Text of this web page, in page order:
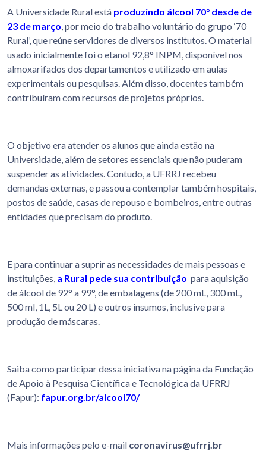
A Universidade Rural está produzindo álcool 70° desde de
23 de março , por meio do trabalho voluntário do grupo ‘70
Rural’, que reúne servidores de diversos institutos. O material
usado inicialmente foi o etanol 92,8° INPM, disponível nos
almoxarifados dos departamentos e utilizado em aulas
experimentais ou pesquisas. Além disso, docentes também
contribuíram com recursos de projetos próprios.
O objetivo era atender os alunos que ainda estão na
Universidade, além de setores essenciais que não puderam
suspender as atividades. Contudo, a UFRRJ recebeu
demandas externas, e passou a contemplar também hospitais,
postos de saúde, casas de repouso e bombeiros, entre outras
entidades que precisam do produto.
E para continuar a suprir as necessidades de mais pessoas e
instituições, a Rural pede sua contribuição para aquisição
de álcool de 92° a 99°, de embalagens (de 200 mL, 300 mL,
500 ml, 1L, 5L ou 20 L) e outros insumos, inclusive para
produção de máscaras.
Saiba como participar dessa iniciativa na página da Fundação
de Apoio à Pesquisa Científica e Tecnológica da UFRRJ
(Fapur): fapur.org.br/alcool70/
Mais informações pelo e-mail coronavirus@ufrrj.br